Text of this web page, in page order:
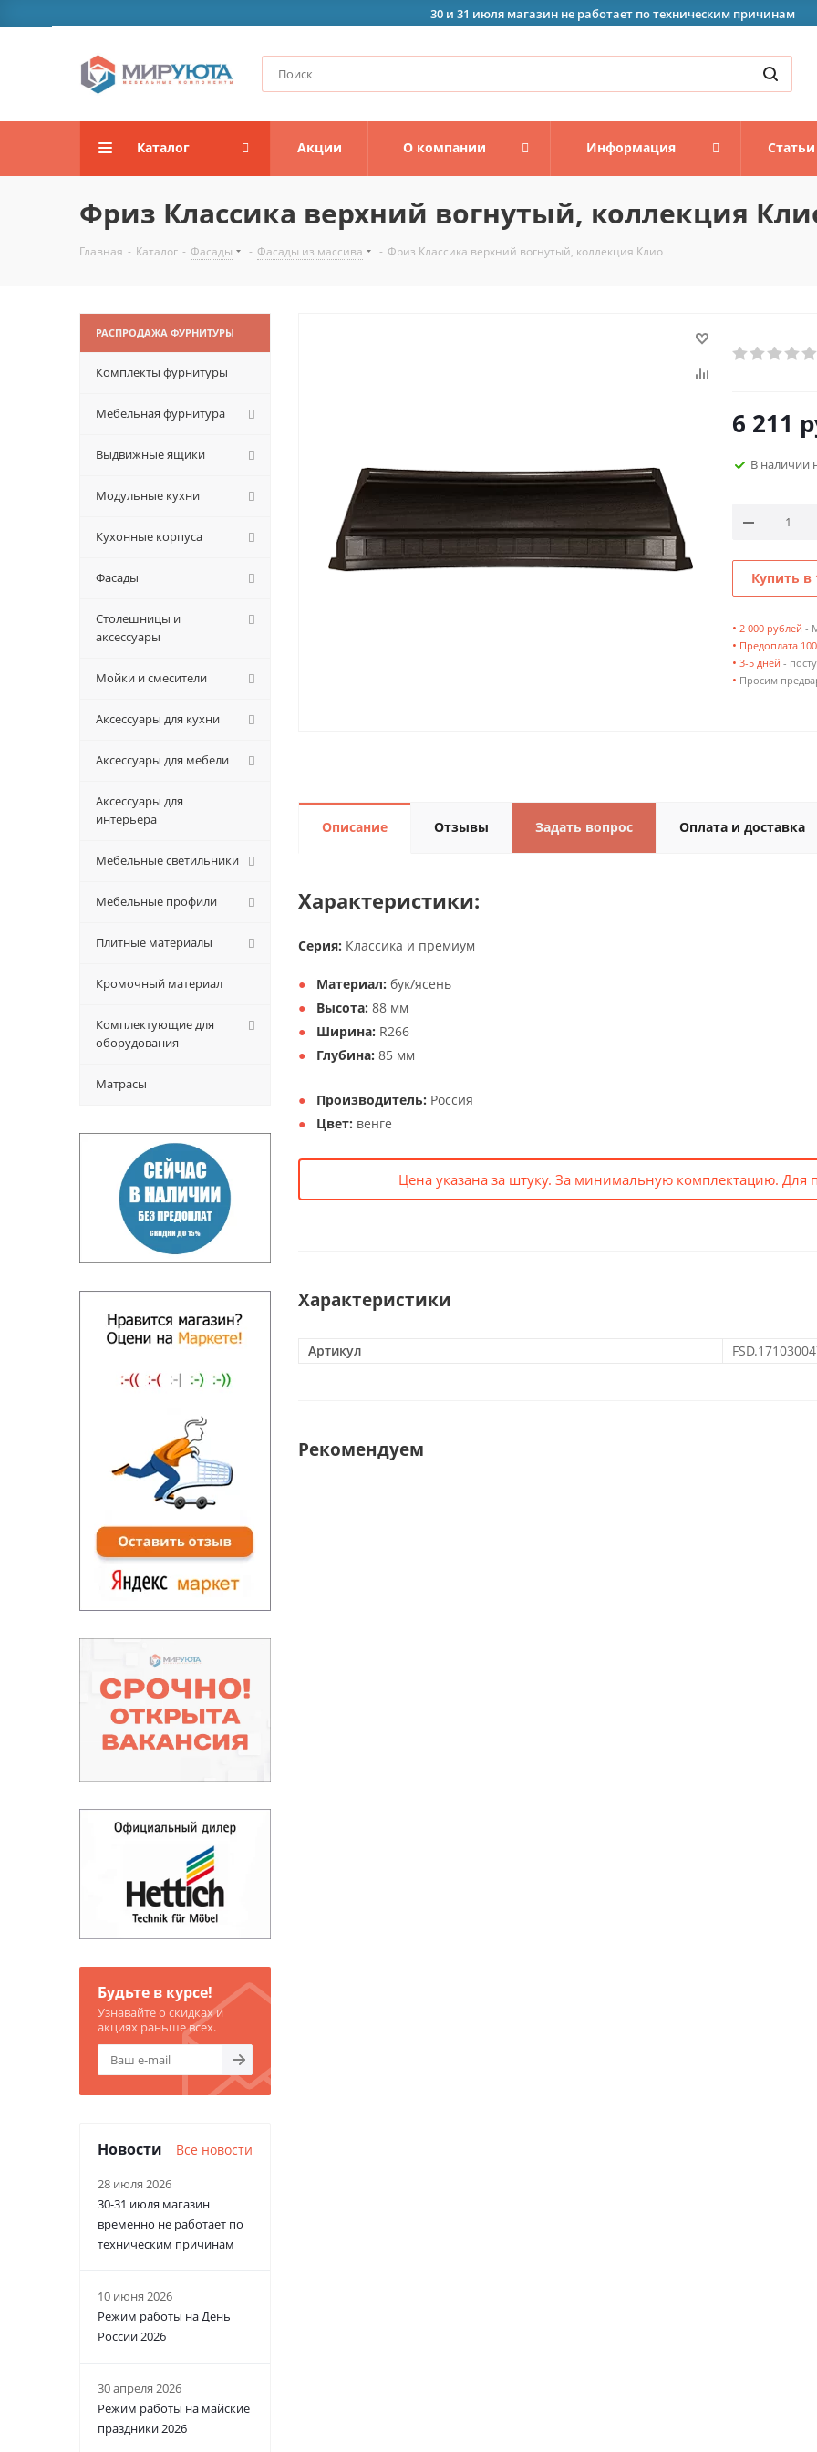
30 и 31 июля магазин не работает по техническим причинам
Каталог Акции О компании Информация Статьи
Фриз Классика верхний вогнутый, коллекция
Главная - Каталог - Фасады - Фасады из массива - Фриз Классика верхний вогнутый, коллекция Клио
6 211
В наличии
Купить в
• 2 000 рублей -
• Предоплата
• 3-5 дней -
• Просим
Описание Отзывы Задать вопрос Оплата и доставка
Характеристики:
Серия: Классика и премиум
Материал: бук/ясень
Высота: 88 мм
Ширина: R266
Глубина: 85 мм
Производитель: Россия
Цвет: венге
Цена указана за штуку. За минимальную комплектацию. Для
Характеристики
Артикул
Рекомендуем
РАСПРОДАЖА ФУРНИТУРЫ
Комплекты фурнитуры
Мебельная фурнитура
Выдвижные ящики
Модульные кухни
Кухонные корпуса
Фасады
Столешницы и
аксессуары
Мойки и смесители
Аксессуары для кухни
Аксессуары для мебели
Аксессуары для
интерьера
Мебельные светильники
Мебельные профили
Плитные материалы
Кромочный материал
Комплектующие для
оборудования
Матрасы
Будьте в курсе!
Узнавайте о скидках и
акциях раньше всех.
Новости Все новости
28 июля 2026
30-31 июля магазин
временно не работает по
техническим причинам
10 июня 2026
Режим работы на День
России 2026
30 апреля 2026
Режим работы на майские
праздники 2026